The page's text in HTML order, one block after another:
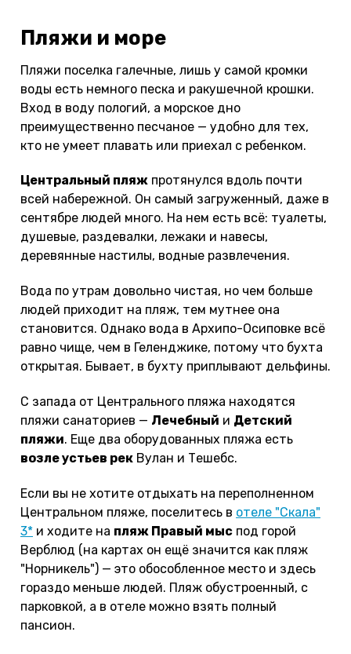
Пляжи и море
Пляжи поселка галечные, лишь у самой кромки
воды есть немного песка и ракушечной крошки.
Вход в воду пологий, а морское дно
преимущественно песчаное — удобно для тех,
кто не умеет плавать или приехал с ребенком.
Центральный пляж протянулся вдоль почти
всей набережной. Он самый загруженный, даже в
сентябре людей много. На нем есть всё: туалеты,
душевые, раздевалки, лежаки и навесы,
деревянные настилы, водные развлечения.
Вода по утрам довольно чистая, но чем больше
людей приходит на пляж, тем мутнее она
становится. Однако вода в Архипо-Осиповке всё
равно чище, чем в Геленджике, потому что бухта
открытая. Бывает, в бухту приплывают дельфины.
С запада от Центрального пляжа находятся
пляжи санаториев — Лечебный и Детский
пляжи. Еще два оборудованных пляжа есть
возле устьев рек Вулан и Тешебс.
Если вы не хотите отдыхать на переполненном
Центральном пляже, поселитесь в отеле "Скала"
3* и ходите на пляж Правый мыс под горой
Верблюд (на картах он ещё значится как пляж
"Норникель") — это обособленное место и здесь
гораздо меньше людей. Пляж обустроенный, с
парковкой, а в отеле можно взять полный
пансион.